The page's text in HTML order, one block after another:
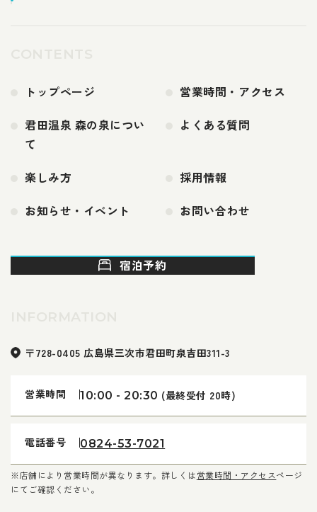
トップページ
営業時間・アクセス
君田温泉 森の泉につい
て
よくある質問
楽しみ方
採用情報
お知らせ・イベント
お問い合わせ
宿泊予約
〒728-0405 広島県三次市君田町泉吉田311-3
営業時間 10:00 - 20:30 (最終受付 20時)
電話番号 0824-53-7021
※店舗により営業時間が異なります。詳しくは営業時間・アクセスページ
にてご確認ください。